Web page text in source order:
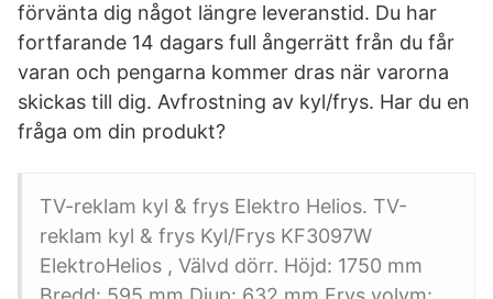
förvänta dig något längre leveranstid. Du har
fortfarande 14 dagars full ångerrätt från du får
varan och pengarna kommer dras när varorna
skickas till dig. Avfrostning av kyl/frys. Har du en
fråga om din produkt?
TV-reklam kyl & frys Elektro Helios. TV-
reklam kyl & frys Kyl/Frys KF3097W
ElektroHelios , Välvd dörr. Höjd: 1750 mm